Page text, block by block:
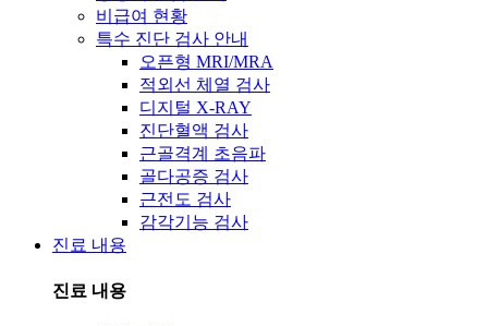
비급여 현황
특수 진단 검사 안내
오픈형 MRI/MRA
적외선 체열 검사
디지털 X-RAY
진단혈액 검사
근골격계 초음파
골다공증 검사
근전도 검사
감각기능 검사
진료 내용
진료 내용